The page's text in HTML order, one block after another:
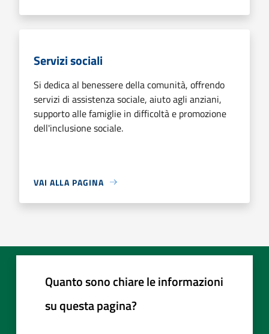
Servizi sociali
Si dedica al benessere della comunità, offrendo
servizi di assistenza sociale, aiuto agli anziani,
supporto alle famiglie in difficoltà e promozione
dell'inclusione sociale.
VAI ALLA PAGINA
Quanto sono chiare le informazioni
su questa pagina?